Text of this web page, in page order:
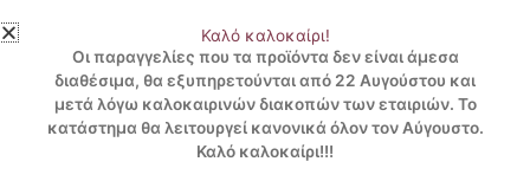
στο
περιεχόμενο
3 ΔΟΣΕΙΣ ΧΩΡΙΣ ΠΙΣΤΩΤΙΚΗ ΜΕ KLARNA
Λογαριασμός
Blog
0.00€
0
Cart
Καλό καλοκαίρι!
Οι παραγγελίες που τα προϊόντα δεν είναι άμεσα
διαθέσιμα, θα εξυπηρετούνται από 22 Αυγούστου και
μετά λόγω καλοκαιρινών διακοπών των εταιριών. Το
κατάστημα θα λειτουργεί κανονικά όλον τον Αύγουστο.
Καλό καλοκαίρι!!!